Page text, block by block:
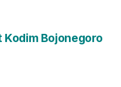
Kodim Bojonegoro